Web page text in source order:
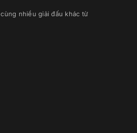
cùng nhiều giải đấu khác từ